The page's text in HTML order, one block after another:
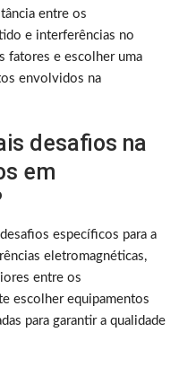
entre os
e interferências no
fatores e escolher uma
envolvidos na
desafios na
em
específicos para a
eletromagnéticas,
entre os
escolher equipamentos
para garantir a qualidade